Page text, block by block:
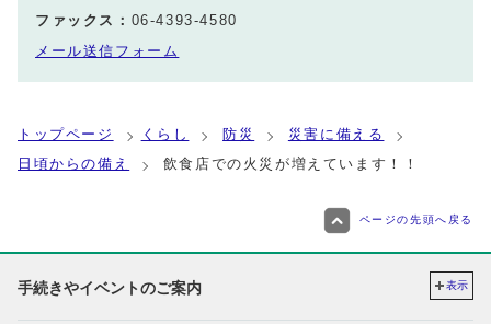
ファックス： 06-4393-4580
メール送信フォーム
トップページ くらし 防災
災害に備える
日頃からの備え
飲食店での火災が増えています！！
ページの先頭へ戻る
手続きやイベントのご案内 表示